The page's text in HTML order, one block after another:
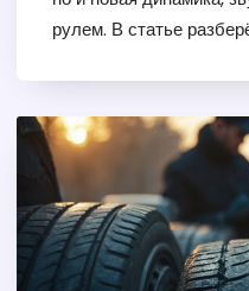
рулем. В статье
способов форсировки,
дадим советы для
без лишних затрат.
терминов, только
примеры. Это гид для
вместо спокойствия.